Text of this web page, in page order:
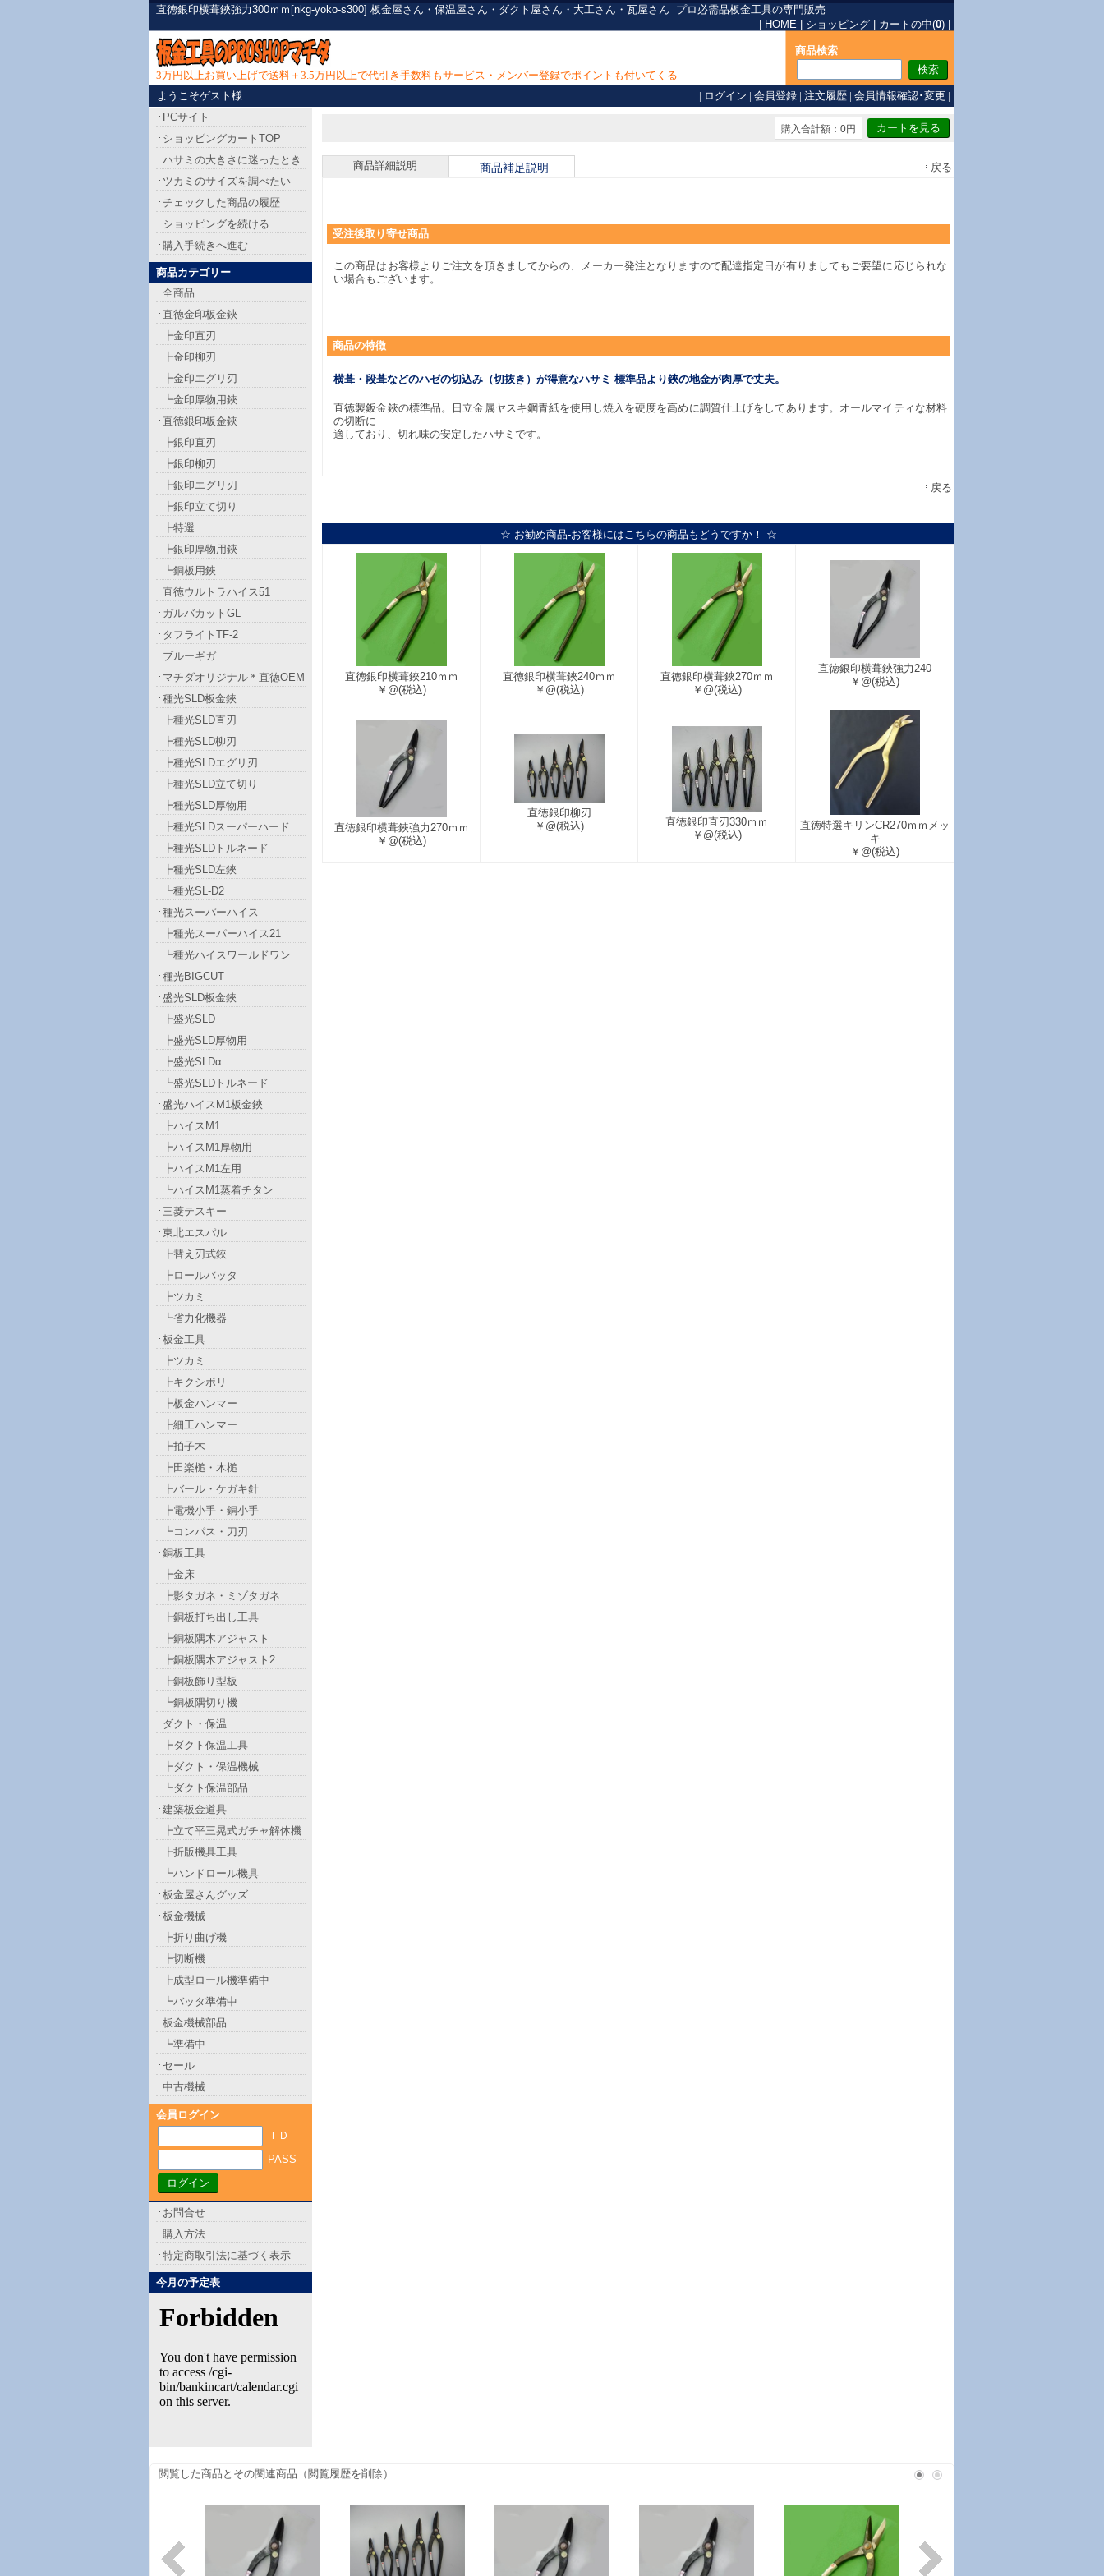
直徳銀印横葺鋏強力300ｍｍ[nkg-yoko-s300] 板金屋さん・保温屋さん・ダクト屋さん・大工さん・瓦屋さん プロ必需品板金工具の専門販売
HOME ショッピング カートの中(0)
3万円以上お買い上げで送料＋3.5万円以上で代引き手数料もサービス・メンバー登録でポイントも付いてくる
商品検索
ようこそゲスト様 | ログイン | 会員登録 | 注文履歴 | 会員情報確認･変更 |
購入合計額：0円
商品詳細説明 商品補足説明 戻る
受注後取り寄せ商品
この商品はお客様よりご注文を頂きましてからの、メーカー発注となりますので配達指定日が有りましてもご要望に応じられな
い場合もございます。
商品の特徴
横葺・段葺などのハゼの切込み（切抜き）が得意なハサミ 標準品より鋏の地金が肉厚で丈夫。
直徳製鈑金鋏の標準品。日立金属ヤスキ鋼青紙を使用し焼入を硬度を高めに調質仕上げをしてあります。オールマイティな材料
の切断に
適しており、切れ味の安定したハサミです。
戻る
☆ お勧め商品-お客様にはこちらの商品もどうですか！ ☆
直徳銀印横葺鋏210ｍｍ
￥@(税込)
直徳銀印横葺鋏240ｍｍ
￥@(税込)
直徳銀印横葺鋏270ｍｍ
￥@(税込)
直徳銀印横葺鋏強力240
￥@(税込)
直徳銀印横葺鋏強力270ｍｍ
￥@(税込)
直徳銀印柳刃
￥@(税込)
直徳銀印直刃330ｍｍ
￥@(税込)
直徳特選キリンCR270ｍｍメッ
キ
￥@(税込)
PCサイト
ショッピングカートTOP
ハサミの大きさに迷ったとき
ツカミのサイズを調べたい
チェックした商品の履歴
ショッピングを続ける
購入手続きへ進む
商品カテゴリー
全商品
直徳金印板金鋏
┣金印直刃
┣金印柳刃
┣金印エグリ刃
┗金印厚物用鋏
直徳銀印板金鋏
┣銀印直刃
┣銀印柳刃
┣銀印エグリ刃
┣銀印立て切り
┣特選
┣銀印厚物用鋏
┗銅板用鋏
直徳ウルトラハイス51
ガルバカットGL
タフライトTF-2
ブルーギガ
マチダオリジナル＊直徳OEM
種光SLD板金鋏
┣種光SLD直刃
┣種光SLD柳刃
┣種光SLDエグリ刃
┣種光SLD立て切り
┣種光SLD厚物用
┣種光SLDスーパーハード
┣種光SLDトルネード
┣種光SLD左鋏
┗種光SL-D2
種光スーパーハイス
┣種光スーパーハイス21
┗種光ハイスワールドワン
種光BIGCUT
盛光SLD板金鋏
┣盛光SLD
┣盛光SLD厚物用
┣盛光SLDα
┗盛光SLDトルネード
盛光ハイスM1板金鋏
┣ハイスM1
┣ハイスM1厚物用
┣ハイスM1左用
┗ハイスM1蒸着チタン
三菱テスキー
東北エスパル
┣替え刃式鋏
┣ロールバッタ
┣ツカミ
┗省力化機器
板金工具
┣ツカミ
┣キクシボリ
┣板金ハンマー
┣細工ハンマー
┣拍子木
┣田楽槌・木槌
┣バール・ケガキ針
┣電機小手・銅小手
┗コンパス・刀刃
銅板工具
┣金床
┣影タガネ・ミゾタガネ
┣銅板打ち出し工具
┣銅板隅木アジャスト
┣銅板隅木アジャスト2
┣銅板飾り型板
┗銅板隅切り機
ダクト・保温
┣ダクト保温工具
┣ダクト・保温機械
┗ダクト保温部品
建築板金道具
┣立て平三晃式ガチャ解体機
┣折版機具工具
┗ハンドロール機具
板金屋さんグッズ
板金機械
┣折り曲げ機
┣切断機
┣成型ロール機準備中
┗バッタ準備中
板金機械部品
┗準備中
セール
中古機械
会員ログイン
ＩＤ
PASS
お問合せ
購入方法
特定商取引法に基づく表示
今月の予定表